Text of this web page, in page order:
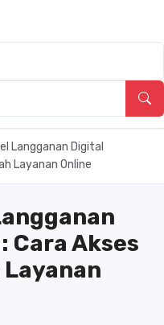
Langganan Digital
Layanan Online
Cara Akses